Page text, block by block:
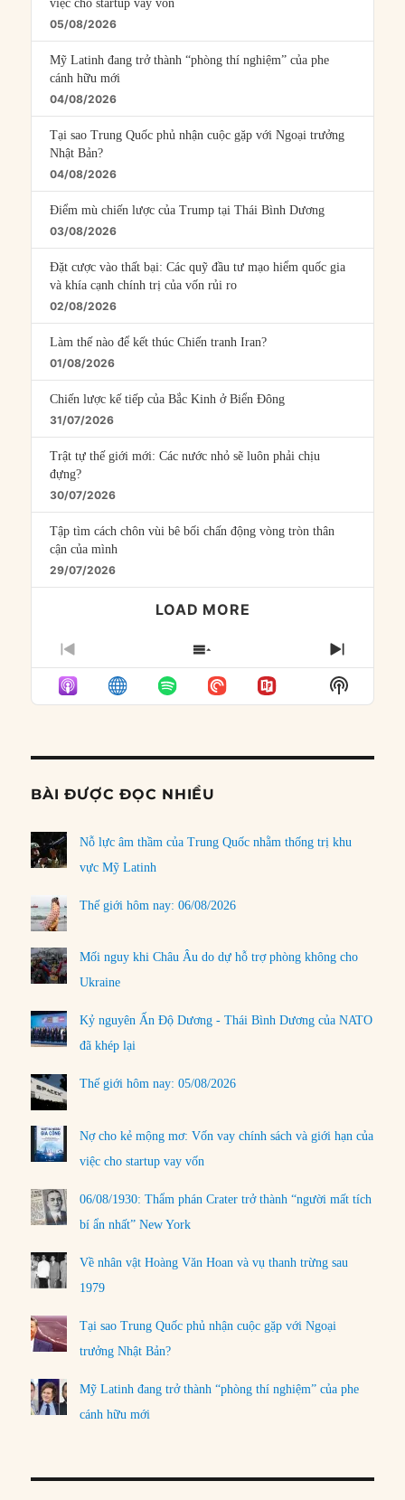
việc cho startup vay vốn
05/08/2026
Mỹ Latinh đang trở thành “phòng thí nghiệm” của phe
cánh hữu mới
04/08/2026
Tại sao Trung Quốc phủ nhận cuộc gặp với Ngoại trưởng
Nhật Bản?
04/08/2026
Điểm mù chiến lược của Trump tại Thái Bình Dương
03/08/2026
Đặt cược vào thất bại: Các quỹ đầu tư mạo hiểm quốc gia
và khía cạnh chính trị của vốn rủi ro
02/08/2026
Làm thế nào để kết thúc Chiến tranh Iran?
01/08/2026
Chiến lược kế tiếp của Bắc Kinh ở Biển Đông
31/07/2026
Trật tự thế giới mới: Các nước nhỏ sẽ luôn phải chịu
đựng?
30/07/2026
Tập tìm cách chôn vùi bê bối chấn động vòng tròn thân
cận của mình
29/07/2026
LOAD MORE
PREVIOUS
EPISODE
SHOW
EPISODES
LIST
NEXT
Show
Podcast
BÀI ĐƯỢC ĐỌC NHIỀU
Nỗ lực âm thầm của Trung Quốc nhằm thống trị khu
vực Mỹ Latinh
Thế giới hôm nay: 06/08/2026
Mối nguy khi Châu Âu do dự hỗ trợ phòng không cho
Ukraine
Kỷ nguyên Ấn Độ Dương - Thái Bình Dương của NATO
đã khép lại
Thế giới hôm nay: 05/08/2026
Nợ cho kẻ mộng mơ: Vốn vay chính sách và giới hạn của
việc cho startup vay vốn
06/08/1930: Thẩm phán Crater trở thành “người mất tích
bí ẩn nhất” New York
Về nhân vật Hoàng Văn Hoan và vụ thanh trừng sau
1979
Tại sao Trung Quốc phủ nhận cuộc gặp với Ngoại
trưởng Nhật Bản?
Mỹ Latinh đang trở thành “phòng thí nghiệm” của phe
cánh hữu mới